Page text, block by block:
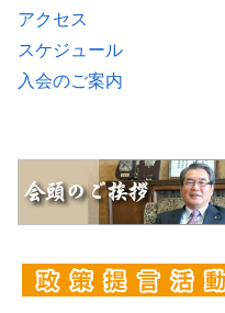
アクセス
スケジュール
入会のご案内